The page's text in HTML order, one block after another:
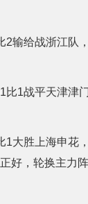
给战浙江队，
战平天津津门
胜上海申花，
好，轮换主力